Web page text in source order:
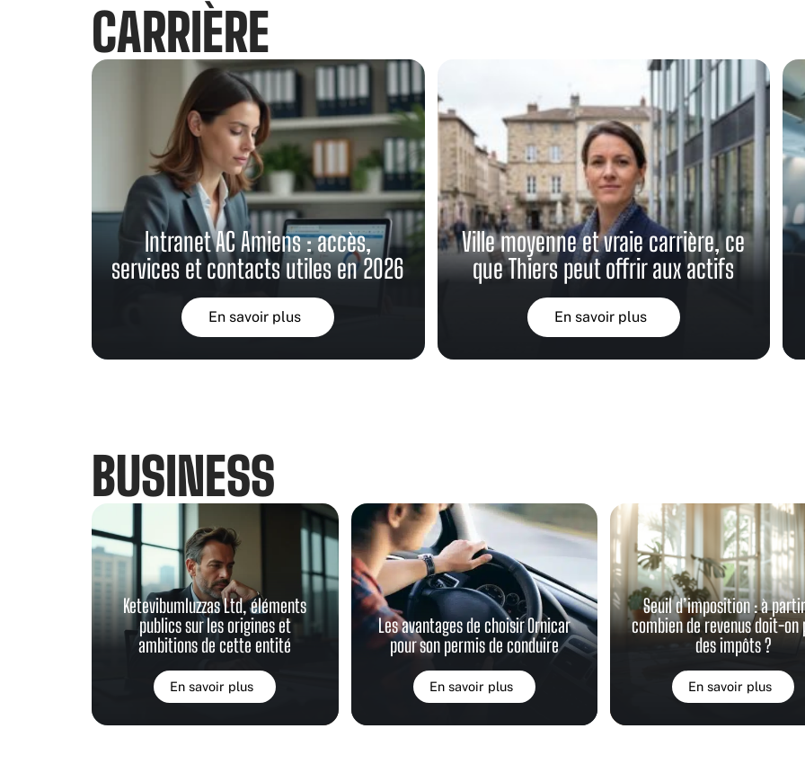
CARRIÈRE
Intranet AC Amiens : accès,
services et contacts utiles en 2026
En savoir plus
Ville moyenne et vraie carrière, ce
que Thiers peut offrir aux actifs
En savoir plus
BUSINESS
Ketevibumluzzas Ltd, éléments
publics sur les origines et
ambitions de cette entité
En savoir plus
Les avantages de choisir Ornicar
pour son permis de conduire
En savoir plus
Seuil d’imposition : à
combien de revenus doit-on
des impôts ?
En savoir plus